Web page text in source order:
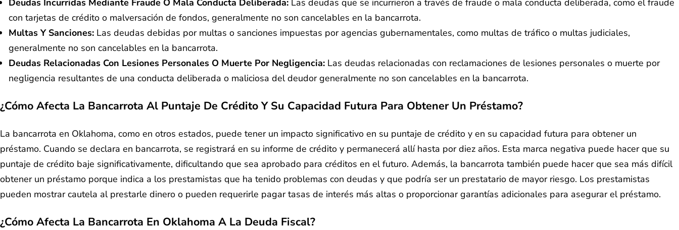
Deudas Incurridas Mediante Fraude O Mala Conducta Deliberada: Las deudas que se incurrieron a través de fraude o mala conducta deliberada, como el fraude
con tarjetas de crédito o malversación de fondos, generalmente no son cancelables en la bancarrota.
Multas Y Sanciones: Las deudas debidas por multas o sanciones impuestas por agencias gubernamentales, como multas de tráfico o multas judiciales,
generalmente no son cancelables en la bancarrota.
Deudas Relacionadas Con Lesiones Personales O Muerte Por Negligencia: Las deudas relacionadas con reclamaciones de lesiones personales o muerte por
negligencia resultantes de una conducta deliberada o maliciosa del deudor generalmente no son cancelables en la bancarrota.
¿Cómo Afecta La Bancarrota Al Puntaje De Crédito Y Su Capacidad Futura Para Obtener Un Préstamo?
La bancarrota en Oklahoma, como en otros estados, puede tener un impacto significativo en su puntaje de crédito y en su capacidad futura para obtener un
préstamo. Cuando se declara en bancarrota, se registrará en su informe de crédito y permanecerá allí hasta por diez años. Esta marca negativa puede hacer que su
puntaje de crédito baje significativamente, dificultando que sea aprobado para créditos en el futuro. Además, la bancarrota también puede hacer que sea más difícil
obtener un préstamo porque indica a los prestamistas que ha tenido problemas con deudas y que podría ser un prestatario de mayor riesgo. Los prestamistas
pueden mostrar cautela al prestarle dinero o pueden requerirle pagar tasas de interés más altas o proporcionar garantías adicionales para asegurar el préstamo.
¿Cómo Afecta La Bancarrota En Oklahoma A La Deuda Fiscal?